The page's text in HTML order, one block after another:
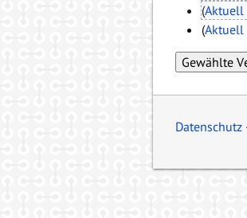
(Aktuell
(Aktuell
Datenschutz